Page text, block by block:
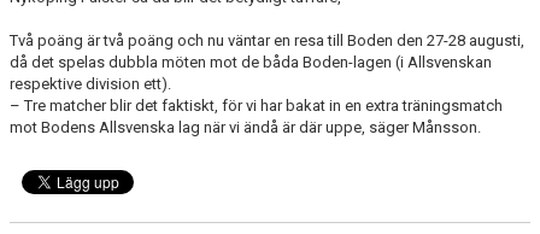
Två poäng är två poäng och nu väntar en resa till Boden den 27-28 augusti,
då det spelas dubbla möten mot de båda Boden-lagen (i Allsvenskan
respektive division ett).
– Tre matcher blir det faktiskt, för vi har bakat in en extra träningsmatch
mot Bodens Allsvenska lag när vi ändå är där uppe, säger Månsson.